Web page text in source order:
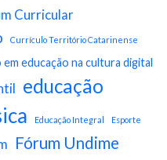
Curricular
Currículo Território Catarinense
educação na cultura digital
educação
Educação Integral Esporte
Fórum Undime